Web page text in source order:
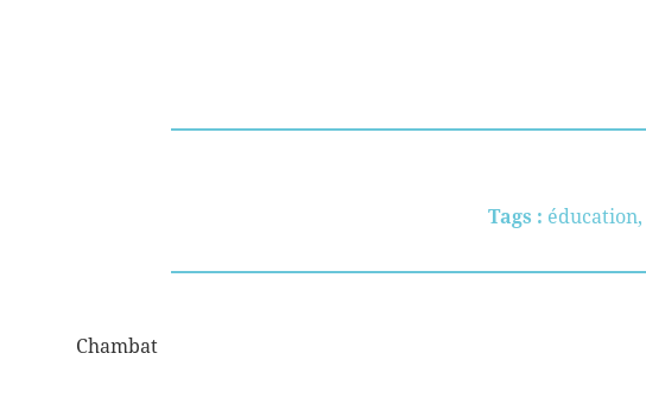
Tags : éducation,
NAVIGATION
Chambat